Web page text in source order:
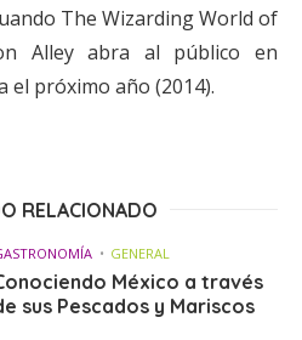
The Wizarding World of
Alley abra al público en
el próximo año (2014).
RELACIONADO
GENERAL
México a través
sus Pescados y Mariscos